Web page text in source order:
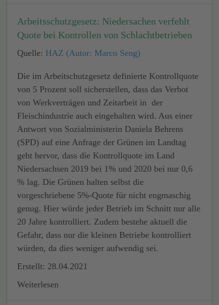
Arbeitsschutzgesetz: Niedersachen verfehlt
Quote bei Kontrollen von Schlachtbetrieben
Quelle: HAZ (Autor: Marco Seng)
Die im Arbeitschutzgesetz definierte Kontrollquote
von 5 Prozent soll sicherstellen, dass das Verbot
von Werkverträgen und Zeitarbeit in der
Fleischindustrie auch eingehalten wird. Aus einer
Antwort von Sozialministerin Daniela Behrens
(SPD) auf eine Anfrage der Grünen im Landtag
geht hervor, dass die Kontrollquote im Land
Niedersachsen 2019 bei 1% und 2020 bei nur 0,6
% lag. Die Grünen halten selbst die
vorgeschriebene 5%-Quote für nicht engmaschig
genug. Hier würde jeder Betrieb im Schnitt nur alle
20 Jahre kontrolliert. Zudem bestehe aktuell die
Gefahr, dass nur die kleinen Betriebe kontrolliert
würden, da dies weniger aufwendig sei.
Erstellt: 28.04.2021
Weiterlesen